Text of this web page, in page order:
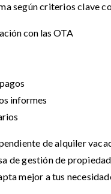
según criterios clave
con las OTA
informes
de alquiler
de gestión de
mejor a tus